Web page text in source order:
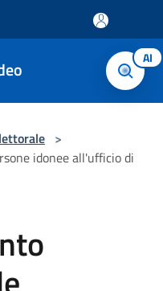
AI
>
idonee all'ufficio di